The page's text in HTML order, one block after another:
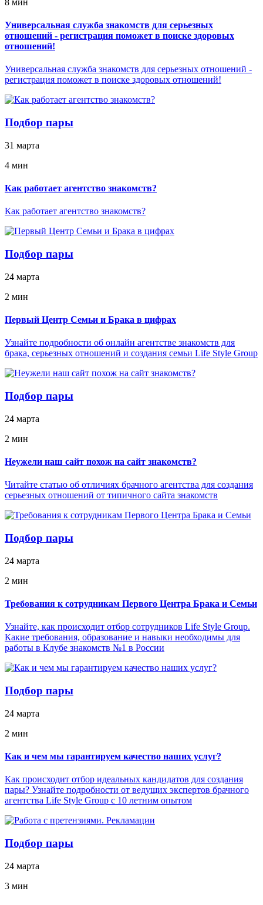
Универсальная служба знакомств для серьезных
отношений - регистрация поможет в поиске здоровых
отношений!
Универсальная служба знакомств для серьезных отношений -
регистрация поможет в поиске здоровых отношений!
Подбор пары
31 марта
4 мин
Как работает агентство знакомств?
Как работает агентство знакомств?
Подбор пары
24 марта
2 мин
Первый Центр Семьи и Брака в цифрах
Узнайте подробности об онлайн агентстве знакомств для
брака, серьезных отношений и создания семьи Life Style Group
Подбор пары
24 марта
2 мин
Неужели наш сайт похож на сайт знакомств?
Читайте статью об отличиях брачного агентства для создания
серьезных отношений от типичного сайта знакомств
Подбор пары
24 марта
2 мин
Требования к сотрудникам Первого Центра Брака и Семьи
Узнайте, как происходит отбор сотрудников Life Style Group.
Какие требования, образование и навыки необходимы для
работы в Клубе знакомств №1 в России
Подбор пары
24 марта
2 мин
Как и чем мы гарантируем качество наших услуг?
Как происходит отбор идеальных кандидатов для создания
пары? Узнайте подробности от ведущих экспертов брачного
агентства Life Style Group с 10 летним опытом
Подбор пары
24 марта
3 мин